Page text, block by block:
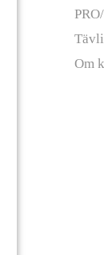
Om